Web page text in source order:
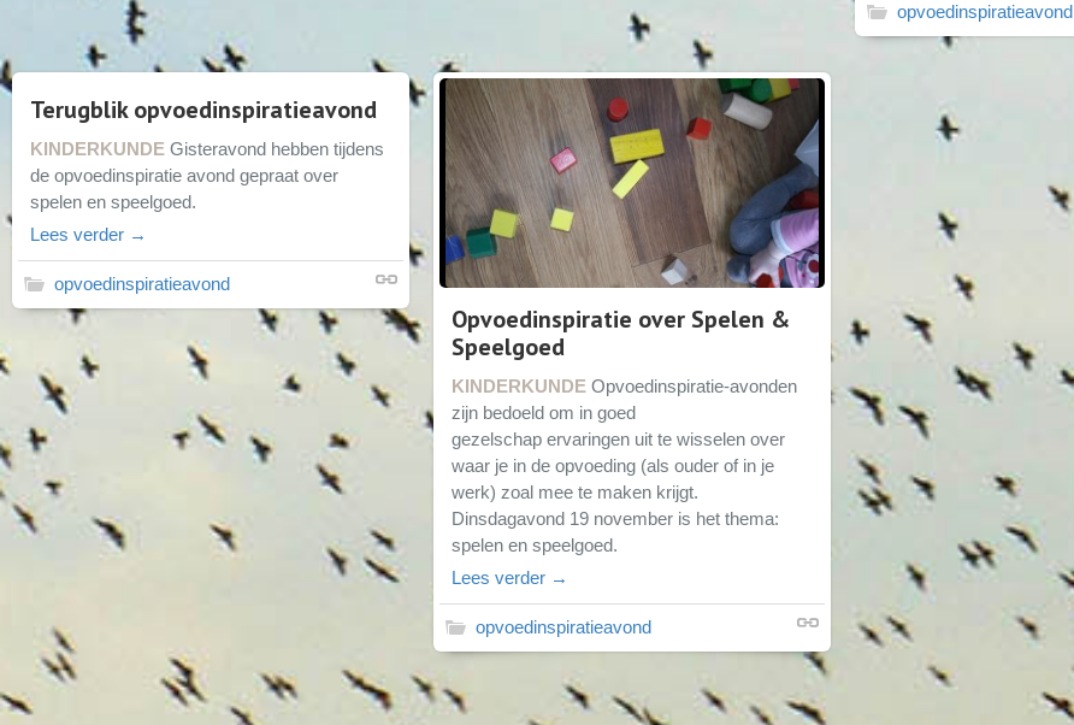
opvoedinspiratieavond
Terugblik opvoedinspiratieavond
KINDERKUNDE Gisteravond hebben tijdens
de opvoedinspiratie avond gepraat over
spelen en speelgoed.
Lees verder →
opvoedinspiratieavond
Opvoedinspiratie over Spelen &
Speelgoed
KINDERKUNDE Opvoedinspiratie-avonden
zijn bedoeld om in goed
gezelschap ervaringen uit te wisselen over
waar je in de opvoeding (als ouder of in je
werk) zoal mee te maken krijgt.
Dinsdagavond 19 november is het thema:
spelen en speelgoed.
Lees verder →
opvoedinspiratieavond